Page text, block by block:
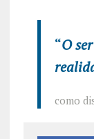
“O
como